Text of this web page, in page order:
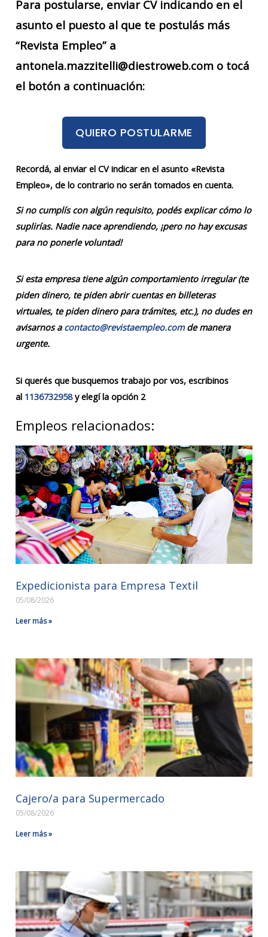
Para postularse, enviar CV indicando en el
asunto el puesto al que te postulás más
“Revista Empleo” a
antonela.mazzitelli@diestroweb.com o tocá
el botón a continuación:
QUIERO POSTULARME
Recordá, al enviar el CV indicar en el asunto «Revista
Empleo», de lo contrario no serán tomados en cuenta.
Si no cumplís con algún requisito, podés explicar cómo lo
suplirías. Nadie nace aprendiendo, ¡pero no hay excusas
para no ponerle voluntad!
Si esta empresa tiene algún comportamiento irregular (te
piden dinero, te piden abrir cuentas en billeteras
virtuales, te piden dinero para trámites, etc.), no dudes en
avisarnos a contacto@revistaempleo.comde manera
urgente.
Si querés que busquemos trabajo por vos, escribinos
al 1136732958y elegí la opción 2
Empleos relacionados:
Expedicionista para Empresa Textil
05/08/2026
Leer más »
Cajero/a para Supermercado
05/08/2026
Leer más »